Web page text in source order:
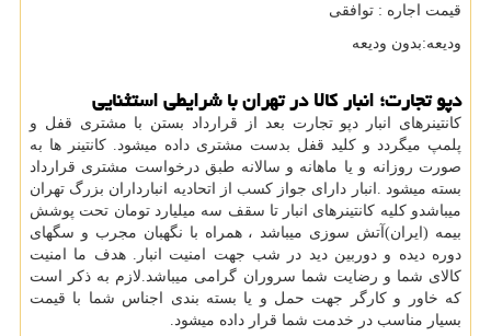
قیمت اجاره : توافقی
ودیعه:بدون ودیعه
دپو تجارت؛ انبار کالا در تهران با شرایطی استثنایی
کانتینرهای انبار دپو تجارت بعد از قرارداد بستن با مشتری قفل و
پلمپ میگردد و کلید قفل بدست مشتری داده میشود. کانتینر ها به
صورت روزانه و یا ماهانه و سالانه طبق درخواست مشتری قرارداد
بسته میشود .انبار دارای جواز کسب از اتحادیه انبارداران بزرگ تهران
میباشدو کلیه کانتینرهای انبار تا سقف سه میلیارد تومان تحت پوشش
بیمه (ایران)آتش سوزی میباشد ، همراه با نگهبان مجرب و سگهای
دوره دیده و دوربین دید در شب جهت امنیت انبار. هدف ما امنیت
کالای شما و رضایت شما سروران گرامی میباشد.لازم به ذکر است
که خاور و کارگر جهت حمل و یا بسته بندی اجناس شما با قیمت
بسیار مناسب در خدمت شما قرار داده میشود.